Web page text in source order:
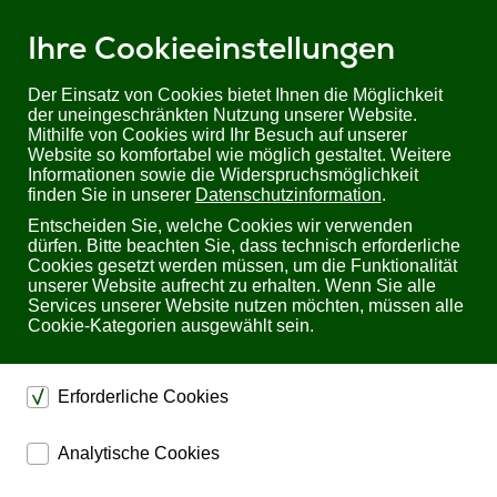
Ihre Cookieeinstellungen
Der Einsatz von Cookies bietet Ihnen die Möglichkeit
der uneingeschränkten Nutzung unserer Website.
Mithilfe von Cookies wird Ihr Besuch auf unserer
Website so komfortabel wie möglich gestaltet. Weitere
Informationen sowie die Widerspruchsmöglichkeit
finden Sie in unserer Datenschutzinformation.
Entscheiden Sie, welche Cookies wir verwenden
dürfen. Bitte beachten Sie, dass technisch erforderliche
Cookies gesetzt werden müssen, um die Funktionalität
unserer Website aufrecht zu erhalten. Wenn Sie alle
Services unserer Website nutzen möchten, müssen alle
Cookie-Kategorien ausgewählt sein.
Erforderliche Cookies
dienen dem technischen einwandfreien Betrieb unserer
Website.
Analytische Cookies
Sie befinden sich hier:Startseite Produkte
USV
Delta Modulon DPH Powermodul 25KW/3U
Delta Modulon DPH Powermodul 25KW/3U